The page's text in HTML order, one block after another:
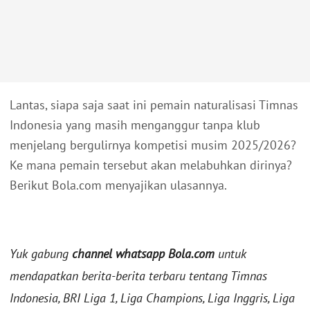
Lantas, siapa saja saat ini pemain naturalisasi Timnas
Indonesia yang masih menganggur tanpa klub
menjelang bergulirnya kompetisi musim 2025/2026?
Ke mana pemain tersebut akan melabuhkan dirinya?
Berikut Bola.com menyajikan ulasannya.
Yuk gabung channel whatsapp Bola.com untuk
mendapatkan berita-berita terbaru tentang Timnas
Indonesia, BRI Liga 1, Liga Champions, Liga Inggris, Liga